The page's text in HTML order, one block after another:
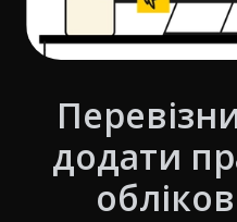
додати